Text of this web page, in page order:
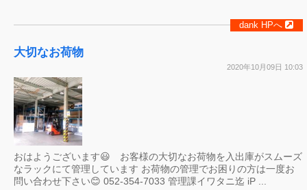
大切なお荷物
dank HPへ
2020年10月09日 10:03
おはようございます😃 お客様の大切なお荷物を入出庫がスムーズ
なラックにて管理しています お荷物の管理でお困りの方は一度お
問い合わせ下さい😊 052-354-7033 管理課イワタニ迄 iP ...